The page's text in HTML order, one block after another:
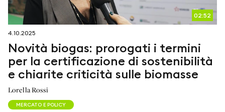
02:52
4.10.2025
Novità biogas: prorogati i termini
per la certificazione di sostenibilità
e chiarite criticità sulle biomasse
Lorella Rossi
MERCATO E POLICY